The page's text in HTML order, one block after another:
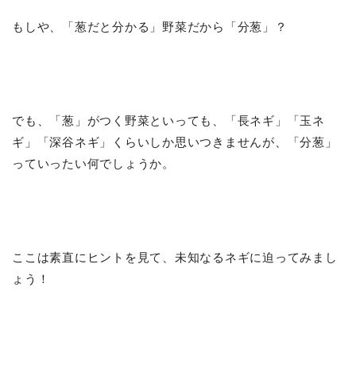
もしや、「葱だと分かる」野菜だから「分葱」？
でも、「葱」がつく野菜といっても、「長ネギ」「玉ネ
ギ」「深谷ネギ」くらいしか思いつきませんが、「分葱」
っていったい何でしょうか。
ここは素直にヒントを見て、未知なるネギに迫ってみまし
ょう！